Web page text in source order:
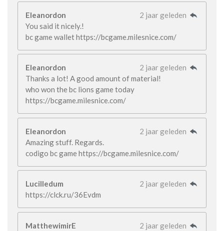
Eleanordon
2 jaar geleden
You said it nicely.!
bc game wallet https://bcgame.milesnice.com/
Eleanordon
2 jaar geleden
Thanks a lot! A good amount of material!
who won the bc lions game today
https://bcgame.milesnice.com/
Eleanordon
2 jaar geleden
Amazing stuff. Regards.
codigo bc game https://bcgame.milesnice.com/
Lucilledum
2 jaar geleden
https://clck.ru/36Evdm
MatthewimirE
2 jaar geleden